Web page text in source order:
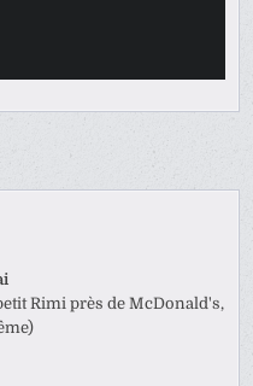
Rimi près de McDonald's,